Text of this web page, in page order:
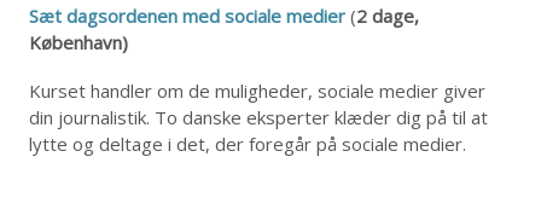
Sæt dagsordenen med sociale medier (2 dage,
København)
Kurset handler om de muligheder, sociale medier giver
din journalistik. To danske eksperter klæder dig på til at
lytte og deltage i det, der foregår på sociale medier.